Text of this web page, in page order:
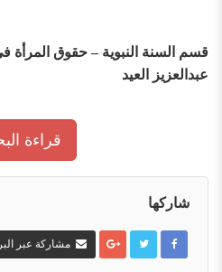
قسم السنة النبوية – حقوق المرأة
عبدالعزيز العيد
قراءة
شاركها
مشاركة عبر